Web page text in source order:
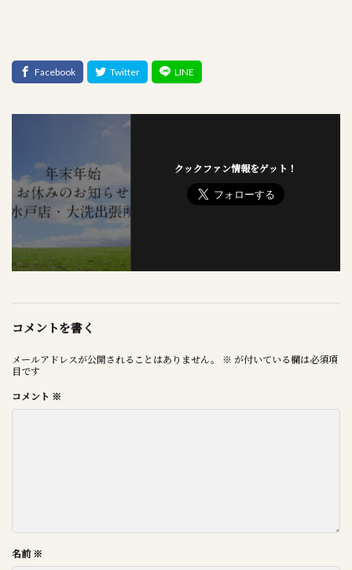
クックファン情報をゲット！
コメントを書く
メールアドレスが公開されることはありません。 ※ が付いている欄は必須項
目です
コメント ※
名前※